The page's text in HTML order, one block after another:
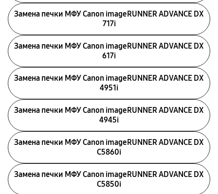
Замена печки МФУ Canon imageRUNNER ADVANCE DX
717i
Замена печки МФУ Canon imageRUNNER ADVANCE DX
617i
Замена печки МФУ Canon imageRUNNER ADVANCE DX
4951i
Замена печки МФУ Canon imageRUNNER ADVANCE DX
4945i
Замена печки МФУ Canon imageRUNNER ADVANCE DX
C5860i
Замена печки МФУ Canon imageRUNNER ADVANCE DX
C5850i